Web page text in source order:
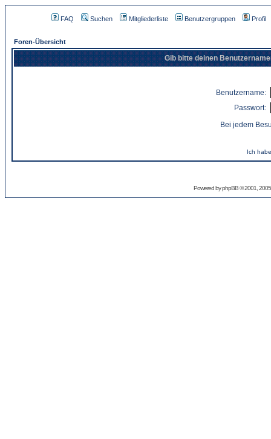
FAQ Suchen Mitgliederliste Benutzergruppen Profil
Foren-Übersicht
Gib bitte deinen
Benutzername:
Passwort:
Bei jedem
Ich
Powered byphpBB© 2001,